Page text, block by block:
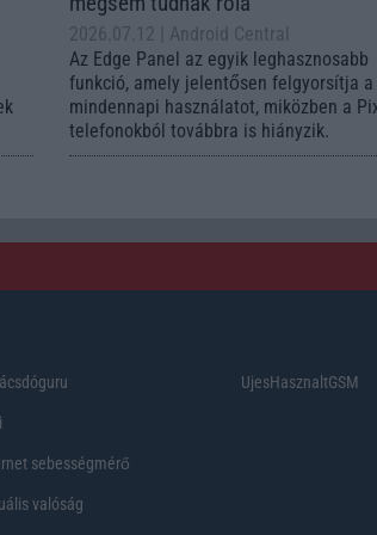
2026.07.12
| Android Central
Az Edge Panel az egyik leghasznosabb
funkció, amely jelentősen felgyorsítja a
mindennapi használatot, miközben a
telefonokból továbbra is hiányzik.
sebességmérő
valóság
UjesHasznaltGSM